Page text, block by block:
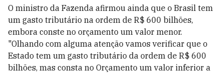
O ministro da Fazenda afirmou ainda que o Brasil tem
um gasto tributário na ordem de R$ 600 bilhões,
embora conste no orçamento um valor menor.
"Olhando com alguma atenção vamos verificar que o
Estado tem um gasto tributário da ordem de R$ 600
bilhões, mas consta no Orçamento um valor inferior a